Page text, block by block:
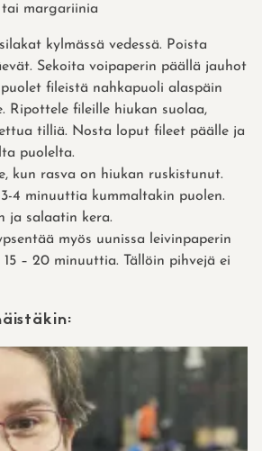
tai margariinia
kylmässä vedessä. Poista
Sekoita voipaperin päällä jauhot
fileistä nahkapuoli alaspäin
Ripottele fileille hiu­kan suolaa,
tilliä. Nosta loput fileet päälle ja
puo­lelta.
kun rasva on hiukan ruskis­tunut.
4 minuuttia kummaltakin puolen.
ja salaatin kera.
myös uunissa leivin­paperin
– 20 minuuttia. Täl­löin pihvejä ei